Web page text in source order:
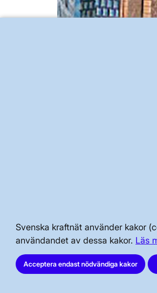
Svenska kraftnät använder kakor
användandet av dessa kakor. Läs
Acceptera endast nödvändiga kakor
BRA ATT VETA FÖR